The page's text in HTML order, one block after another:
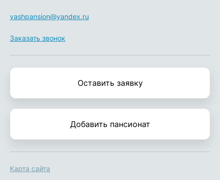
vashpansion@yandex.ru
Заказать звонок
Оставить заявку
Добавить пансионат
Карта сайта